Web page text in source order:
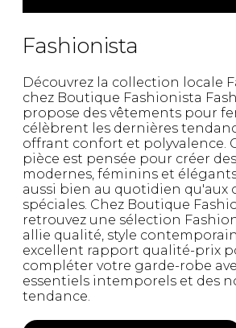
Fashionista
Découvrez la collection locale
chez Boutique Fashionista
propose des vêtements pour
célèbrent les dernières
offrant confort et polyvalence.
pièce est pensée pour créer
modernes, féminins et
aussi bien au quotidien qu'aux
spéciales. Chez Boutique
retrouvez une sélection
allie qualité, style
excellent rapport qualité-prix
compléter votre garde-robe
essentiels intemporels et des
tendance.